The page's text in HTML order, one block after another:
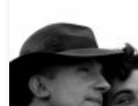
A Remedios Varó. A tantas
Leonora es una novela en
Poniatowska. No se trata de
pintura acerca de la obra de su
Esta es una obra que se basa